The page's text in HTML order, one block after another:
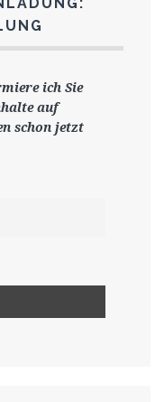
ich Sie
auf
schon jetzt